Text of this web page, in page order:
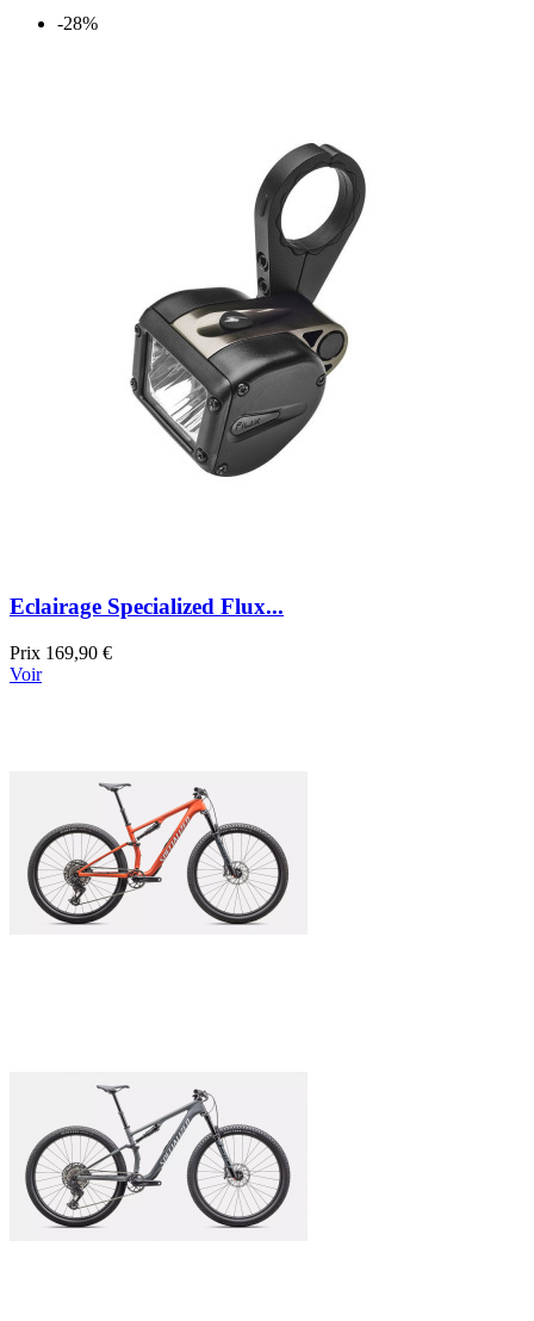
-28%
Eclairage Specialized Flux...
Prix 169,90 €
Voir